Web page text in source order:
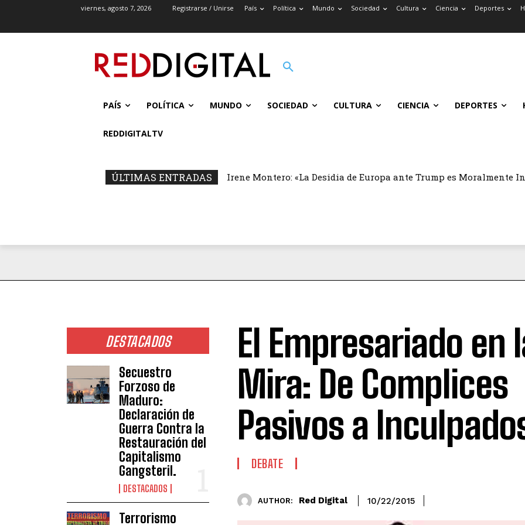
viernes, agosto 7, 2026 Registrarse / Unirse País Política Mundo Sociedad Cultura Ciencia Deportes
PAÍS POLÍTICA MUNDO SOCIEDAD CULTURA CIENCIA DEPORTES
REDDIGITALTV
ÚLTIMAS ENTRADAS Irene Montero: «La Desidia de Europa ante Trump es Moralmente
DESTACADOS
Secuestro
Forzoso de
Maduro:
Declaración de
Guerra Contra la
Restauración del
Capitalismo
Gangsteril.
DESTACADOS
Terrorismo
El Empresariado en
Mira: De Complices
Pasivos a
DEBATE
AUTHOR: Red Digital 10/22/2015